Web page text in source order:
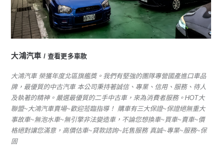
大鴻汽車 查看更多車款
大鴻汽車 榮獲年度北區旗艦獎。我們有堅強的團隊專營國產進口車品
牌，最優質的中古汽車 本公司秉持著誠信、專業、信用、服務、待人
及執著的精神。嚴選最優質的二手中古車，來為消費者服務。HOT大
聯盟~大鴻汽車賣場~歡迎蒞臨指導！ 購車有三大保證~保證絕無重大
事故車~無泡水車~無引擎非法變造車，不論您想換車~買車~賣車~價
格絕對讓您滿意，高價估車~貸款諮詢~託售服務 真誠~專業~服務~保
固